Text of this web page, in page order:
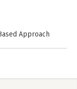
Approach